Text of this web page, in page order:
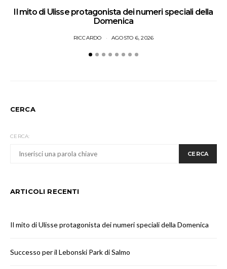
Il mito di Ulisse protagonista dei numeri speciali della
Domenica
RICCARDO AGOSTO 6, 2026
CERCA
CERCA:
CERCA
ARTICOLI RECENTI
Il mito di Ulisse protagonista dei numeri speciali della Domenica
Successo per il Lebonski Park di Salmo